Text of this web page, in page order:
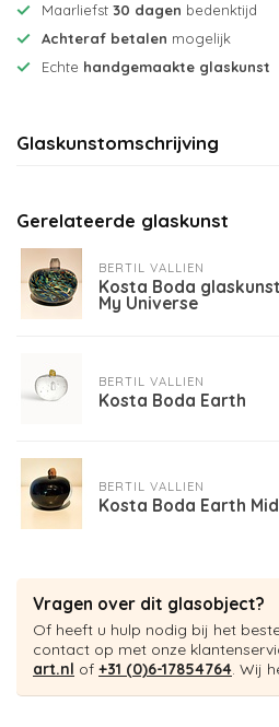
Maarliefst 30 dagen bedenktijd
Achteraf betalen mogelijk
Echte handgemaakte glaskunst
Glaskunstomschrijving
Gerelateerde glaskunst
BERTIL VALLIEN
Kosta Boda
My Universe
BERTIL VALLIEN
Kosta Boda Earth
BERTIL VALLIEN
Kosta Boda Earth
Vragen over dit glasobject?
Of heeft u hulp nodig bij het
contact op met onze
art.nl of +31 (0)6-17854764. Wij